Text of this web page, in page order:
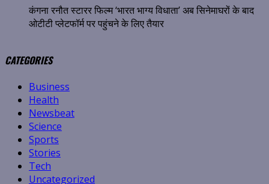
कंगना रनौत स्टारर फिल्म ‘भारत भाग्य विधाता’ अब सिनेमाघरों के बाद
ओटीटी प्लेटफॉर्म पर पहुंचने के लिए तैयार
CATEGORIES
Business
Health
Newsbeat
Science
Sports
Stories
Tech
Uncategorized